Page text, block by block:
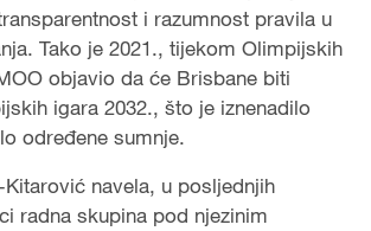
i razumnost pravila u
Tako je 2021., tijekom Olimpijskih
objavio da će Brisbane biti
igara 2032., što je iznenadilo
određene sumnje.
navela, u posljednjih
radna skupina pod njezinim